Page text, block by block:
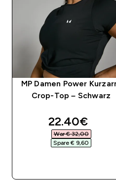
MP Damen Power
Crop-Top – Schwarz
discounted
22.40€‎
War € 32,00‎
Spare € 9,60‎